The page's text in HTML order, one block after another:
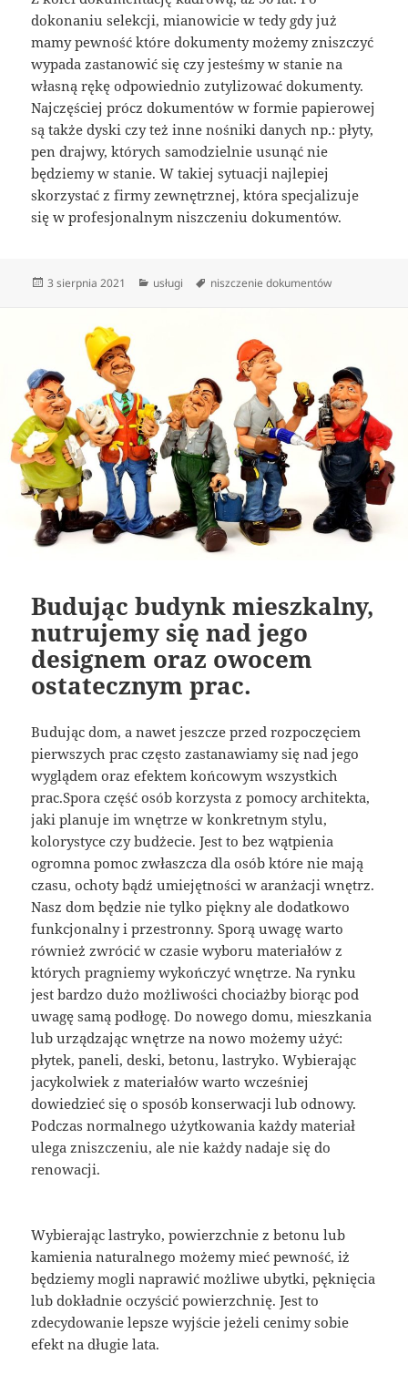
dokonaniu selekcji, mianowicie w tedy gdy już
mamy pewność które dokumenty możemy zniszczyć
wypada zastanowić się czy jesteśmy w stanie na
własną rękę odpowiednio zutylizować dokumenty.
Najczęściej prócz dokumentów w formie papierowej
są także dyski czy też inne nośniki danych np.: płyty,
pen drajwy, których samodzielnie usunąć nie
będziemy w stanie. W takiej sytuacji najlepiej
skorzystać z firmy zewnętrznej, która specjalizuje
się w profesjonalnym niszczeniu dokumentów.
Data
3 sierpnia 2021 Kategorie
usługi Tagi
niszczenie dokumentów
Budując budynk mieszkalny,
nutrujemy się nad jego
designem oraz owocem
ostatecznym prac.
Budując dom, a nawet jeszcze przed rozpoczęciem
pierwszych prac często zastanawiamy się nad jego
wyglądem oraz efektem końcowym wszystkich
prac.Spora część osób korzysta z pomocy architekta,
jaki planuje im wnętrze w konkretnym stylu,
kolorystyce czy budżecie. Jest to bez wątpienia
ogromna pomoc zwłaszcza dla osób które nie mają
czasu, ochoty bądź umiejętności w aranżacji wnętrz.
Nasz dom będzie nie tylko piękny ale dodatkowo
funkcjonalny i przestronny. Sporą uwagę warto
również zwrócić w czasie wyboru materiałów z
których pragniemy wykończyć wnętrze. Na rynku
jest bardzo dużo możliwości chociażby biorąc pod
uwagę samą podłogę. Do nowego domu, mieszkania
lub urządzając wnętrze na nowo możemy użyć:
płytek, paneli, deski, betonu, lastryko. Wybierając
jacykolwiek z materiałów warto wcześniej
dowiedzieć się o sposób konserwacji lub odnowy.
Podczas normalnego użytkowania każdy materiał
ulega zniszczeniu, ale nie każdy nadaje się do
renowacji.
Wybierając lastryko, powierzchnie z betonu lub
kamienia naturalnego możemy mieć pewność, iż
będziemy mogli naprawić możliwe ubytki, pęknięcia
lub dokładnie oczyścić powierzchnię. Jest to
zdecydowanie lepsze wyjście jeżeli cenimy sobie
efekt na długie lata.